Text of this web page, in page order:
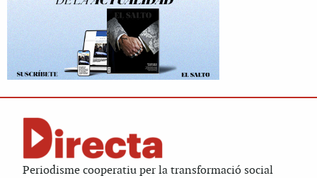
Periodisme cooperatiu per la transformació social